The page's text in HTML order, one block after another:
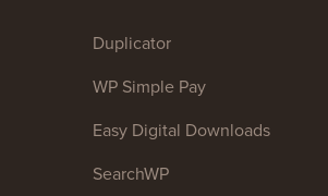
Duplicator
WP Simple Pay
Easy Digital Downloads
SearchWP